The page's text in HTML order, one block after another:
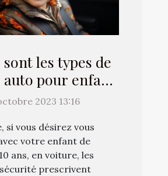
sont les types de
auto pour enfant
ils coûtent ?
2023 13:16
si vous désirez vous
votre enfant de
ans, en voiture, les
prescrivent